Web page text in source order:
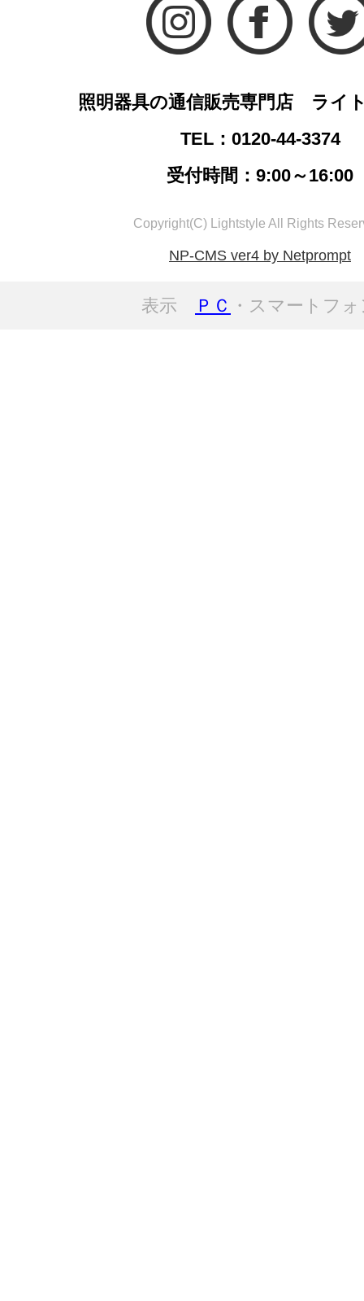
照明器具の通信販売専門店 ライ
TEL：0120-44-3374
受付時間：9:00～16:00
Copyright(C) Lightstyle All Rights
NP-CMS ver4 by Netprompt
表示 ＰＣ ・スマートフ